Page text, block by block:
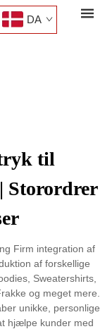
DA
til
Storordrer
Firm integration af
af forskellige
Sweatershirts,
og meget mere.
unikke, personlige
hjælpe kunder med